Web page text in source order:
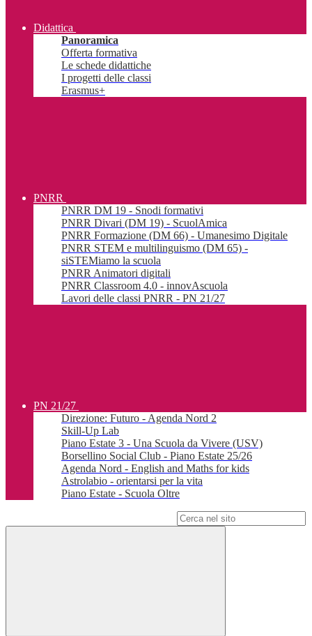
Didattica
Panoramica
Offerta formativa
Le schede didattiche
I progetti delle classi
Erasmus+
PNRR
PNRR DM 19 - Snodi formativi
PNRR Divari (DM 19) - ScuolAmica
PNRR Formazione (DM 66) - Umanesimo Digitale
PNRR STEM e multilinguismo (DM 65) -
siSTEMiamo la scuola
PNRR Animatori digitali
PNRR Classroom 4.0 - innovAscuola
Lavori delle classi PNRR - PN 21/27
PN 21/27
Direzione: Futuro - Agenda Nord 2
Skill-Up Lab
Piano Estate 3 - Una Scuola da Vivere (USV)
Borsellino Social Club - Piano Estate 25/26
Agenda Nord - English and Maths for kids
Astrolabio - orientarsi per la vita
Piano Estate - Scuola Oltre